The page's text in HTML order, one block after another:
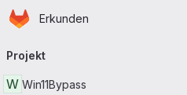
Zum Hauptinhalt springen
StartseiteErkunden
Projekt
W Win11Bypass